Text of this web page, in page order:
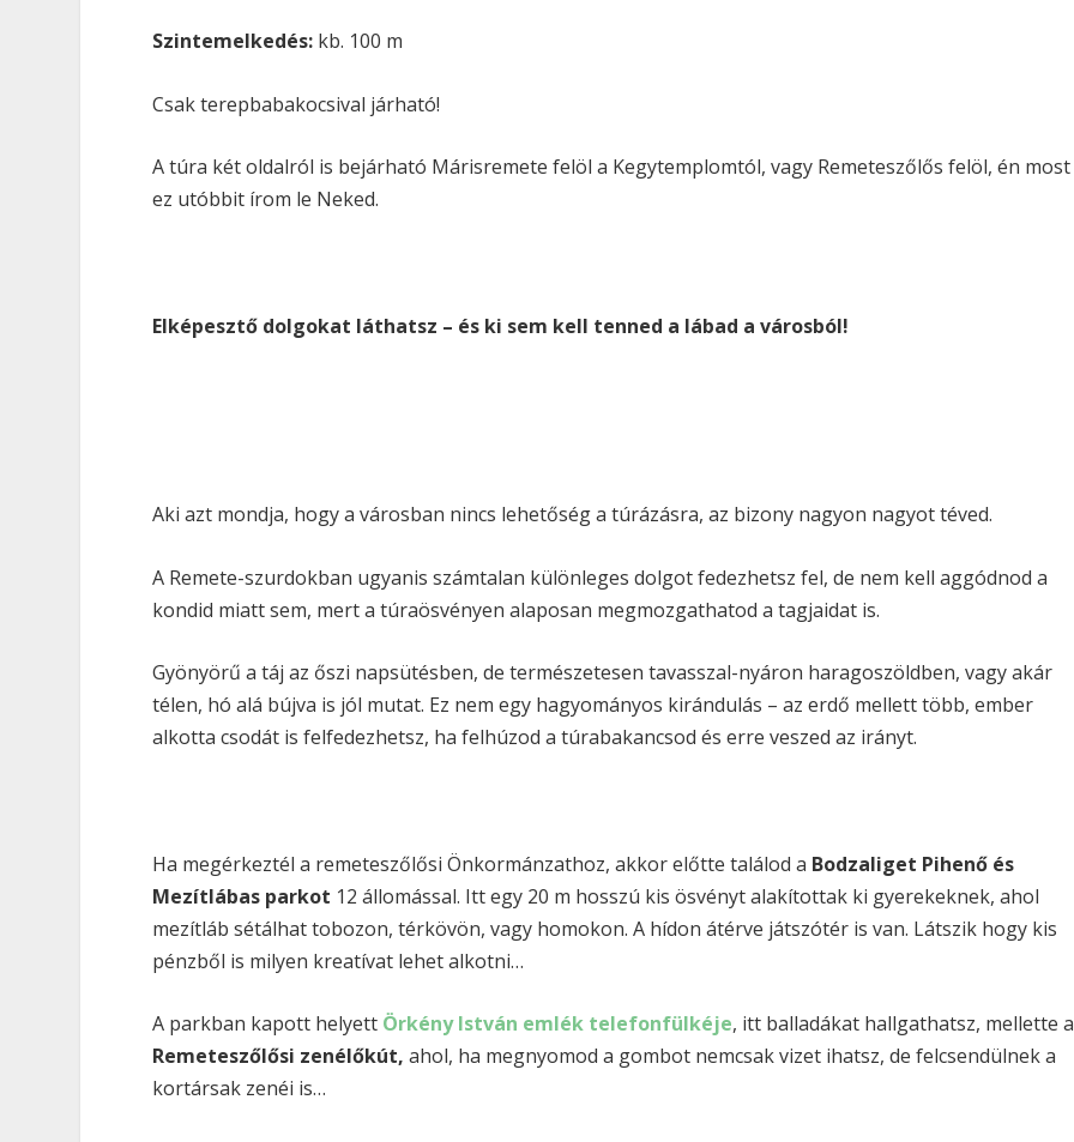
Szintemelkedés: kb. 100 m
Csak terepbabakocsival járható!
A túra két oldalról is bejárható Márisremete felöl a Kegytemplomtól, vagy Remeteszőlős felöl, én most
ez utóbbit írom le Neked.
Elképesztő dolgokat láthatsz – és ki sem kell tenned a lábad a városból!
Aki azt mondja, hogy a városban nincs lehetőség a túrázásra, az bizony nagyon nagyot téved.
A Remete-szurdokban ugyanis számtalan különleges dolgot fedezhetsz fel, de nem kell aggódnod a
kondid miatt sem, mert a túraösvényen alaposan megmozgathatod a tagjaidat is.
Gyönyörű a táj az őszi napsütésben, de természetesen tavasszal-nyáron haragoszöldben, vagy akár
télen, hó alá bújva is jól mutat. Ez nem egy hagyományos kirándulás – az erdő mellett több, ember
alkotta csodát is felfedezhetsz, ha felhúzod a túrabakancsod és erre veszed az irányt.
Ha megérkeztél a remeteszőlősi Önkormánzathoz, akkor előtte találod a Bodzaliget Pihenő és
Mezítlábas parkot 12 állomással. Itt egy 20 m hosszú kis ösvényt alakítottak ki gyerekeknek, ahol
mezítláb sétálhat tobozon, térkövön, vagy homokon. A hídon átérve játszótér is van. Látszik hogy kis
pénzből is milyen kreatívat lehet alkotni…
A parkban kapott helyett Örkény István emlék telefonfülkéje, itt balladákat hallgathatsz, mellette a
Remeteszőlősi zenélőkút,ahol, ha megnyomod a gombot nemcsak vizet ihatsz, de felcsendülnek a
kortársak zenéi is…